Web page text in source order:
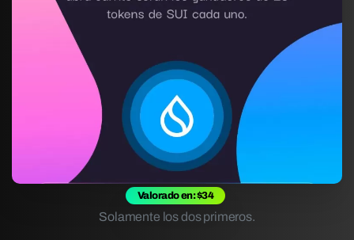
Valorado en: $34
Solamente los dos primeros.